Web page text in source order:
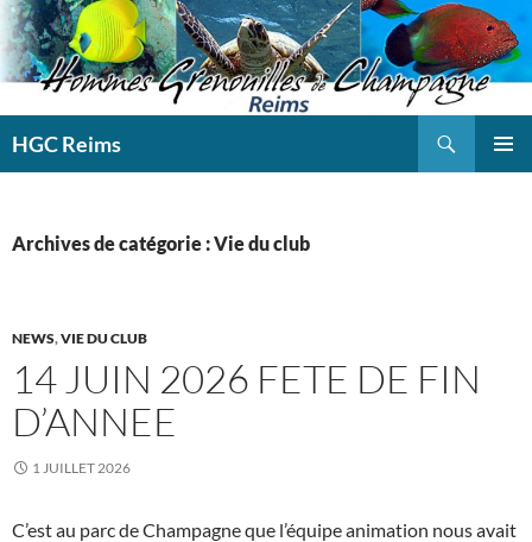
Aller
au
contenu
HGC Reims
Archives de catégorie : Vie du club
NEWS,VIE DU CLUB
14 JUIN 2026 FETE DE FIN
D’ANNEE
1 JUILLET 2026
C’est au parc de Champagne que l’équipe animation nous avait